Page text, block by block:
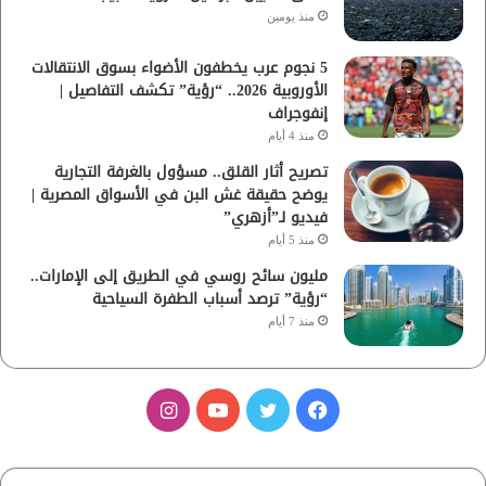
منذ يومين
5 نجوم عرب يخطفون الأضواء بسوق الانتقالات
الأوروبية 2026.. “رؤية” تكشف التفاصيل |
إنفوجراف
منذ 4 أيام
تصريح أثار القلق.. مسؤول بالغرفة التجارية
يوضح حقيقة غش البن في الأسواق المصرية |
فيديو لـ”أزهري”
منذ 5 أيام
مليون سائح روسي في الطريق إلى الإمارات..
“رؤية” ترصد أسباب الطفرة السياحية
منذ 7 أيام